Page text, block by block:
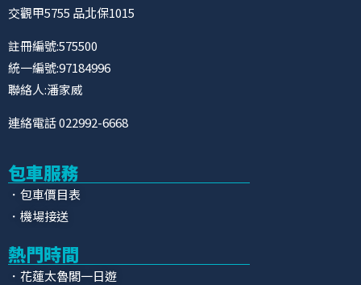
交觀甲5755 品北保1015
註冊編號:575500
統一編號:97184996
聯絡人:潘家威
連絡電話 022992-6668
包車服務
．包車價目表
．機場接送
熱門時間
．花蓮太魯閣一日遊